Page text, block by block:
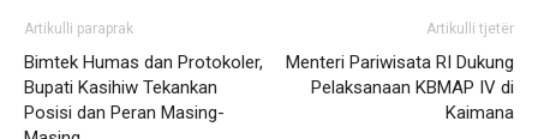
Artikulli paraprak
Bimtek Humas dan Protokoler,
Bupati Kasihiw Tekankan
Posisi dan Peran Masing-
Artikulli tjetër
Menteri Pariwisata RI Dukung
Pelaksanaan KBMAP IV di
Kaimana